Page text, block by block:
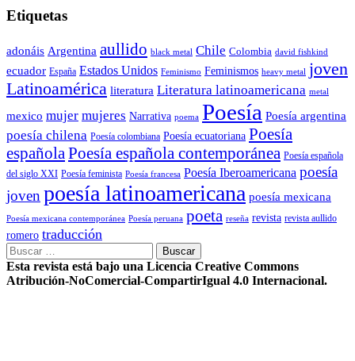
Etiquetas
adonáis Argentina aullido black metal Chile Colombia david fishkind
ecuador España Estados Unidos Feminismo Feminismos heavy metal joven
Latinoamérica literatura Literatura latinoamericana metal
mexico mujer mujeres Narrativa poema Poesía Poesía argentina
poesía chilena Poesía colombiana Poesía ecuatoriana Poesía
española Poesía española contemporánea Poesía española
del siglo XXI Poesía feminista Poesía francesa Poesía Iberoamericana poesía
joven poesía latinoamericana poesía mexicana
Poesía mexicana contemporánea Poesía peruana poeta reseña revista revista aullido
romero traducción
Buscar:
Esta revista está bajo una Licencia Creative Commons
Atribución-NoComercial-CompartirIgual 4.0 Internacional.